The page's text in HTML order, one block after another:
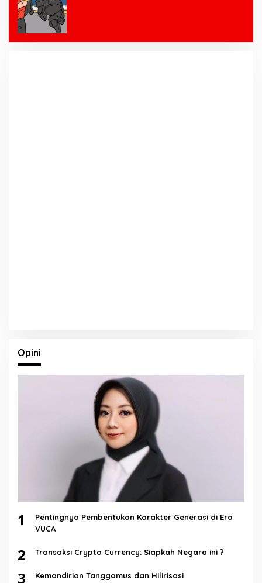
Opini
1
Pentingnya Pembentukan Karakter Generasi di Era
VUCA
2 Transaksi Crypto Currency: Siapkah Negara ini ?
3 Kemandirian Tanggamus dan Hilirisasi